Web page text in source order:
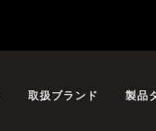
取扱ブランド 製品